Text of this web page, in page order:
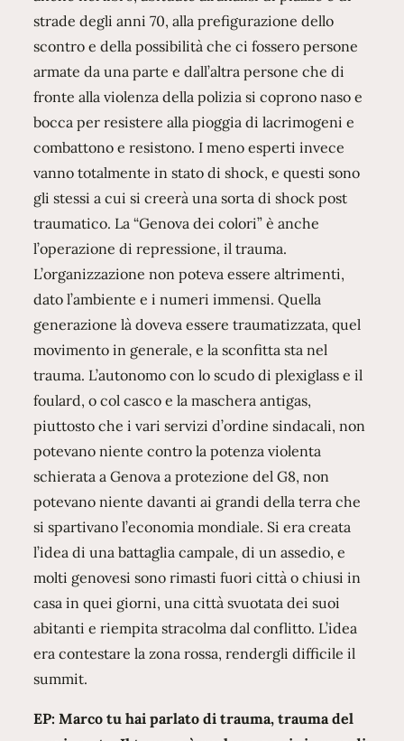
strade degli anni 70, alla prefigurazione dello
scontro e della possibilità che ci fossero persone
armate da una parte e dall’altra persone che di
fronte alla violenza della polizia si coprono naso e
bocca per resistere alla pioggia di lacrimogeni e
combattono e resistono. I meno esperti invece
vanno totalmente in stato di shock, e questi sono
gli stessi a cui si creerà una sorta di shock post
traumatico. La “Genova dei colori” è anche
l’operazione di repressione, il trauma.
L’organizzazione non poteva essere altrimenti,
dato l’ambiente e i numeri immensi. Quella
generazione là doveva essere traumatizzata, quel
movimento in generale, e la sconfitta sta nel
trauma. L’autonomo con lo scudo di plexiglass e il
foulard, o col casco e la maschera antigas,
piuttosto che i vari servizi d’ordine sindacali, non
potevano niente contro la potenza violenta
schierata a Genova a protezione del G8, non
potevano niente davanti ai grandi della terra che
si spartivano l’economia mondiale. Si era creata
l’idea di una battaglia campale, di un assedio, e
molti genovesi sono rimasti fuori città o chiusi in
casa in quei giorni, una città svuotata dei suoi
abitanti e riempita stracolma dal conflitto. L’idea
era contestare la zona rossa, rendergli difficile il
summit.
EP: Marco tu hai parlato di trauma, trauma del